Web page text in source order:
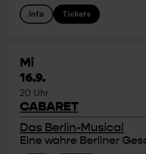
Info Tickets
Mi
16.9.
20 Uhr
CABARET
Das Berlin-Musical
Eine wahre Berliner